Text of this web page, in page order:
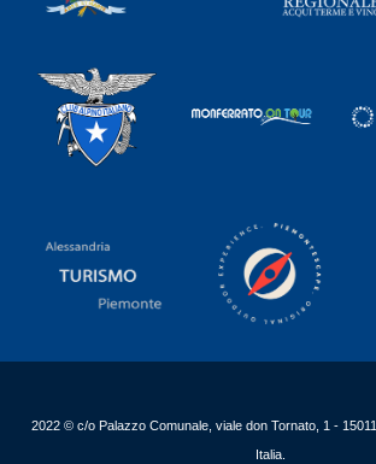
2022 © c/o Palazzo Comunale, viale don Tornato, 1 -
Italia.